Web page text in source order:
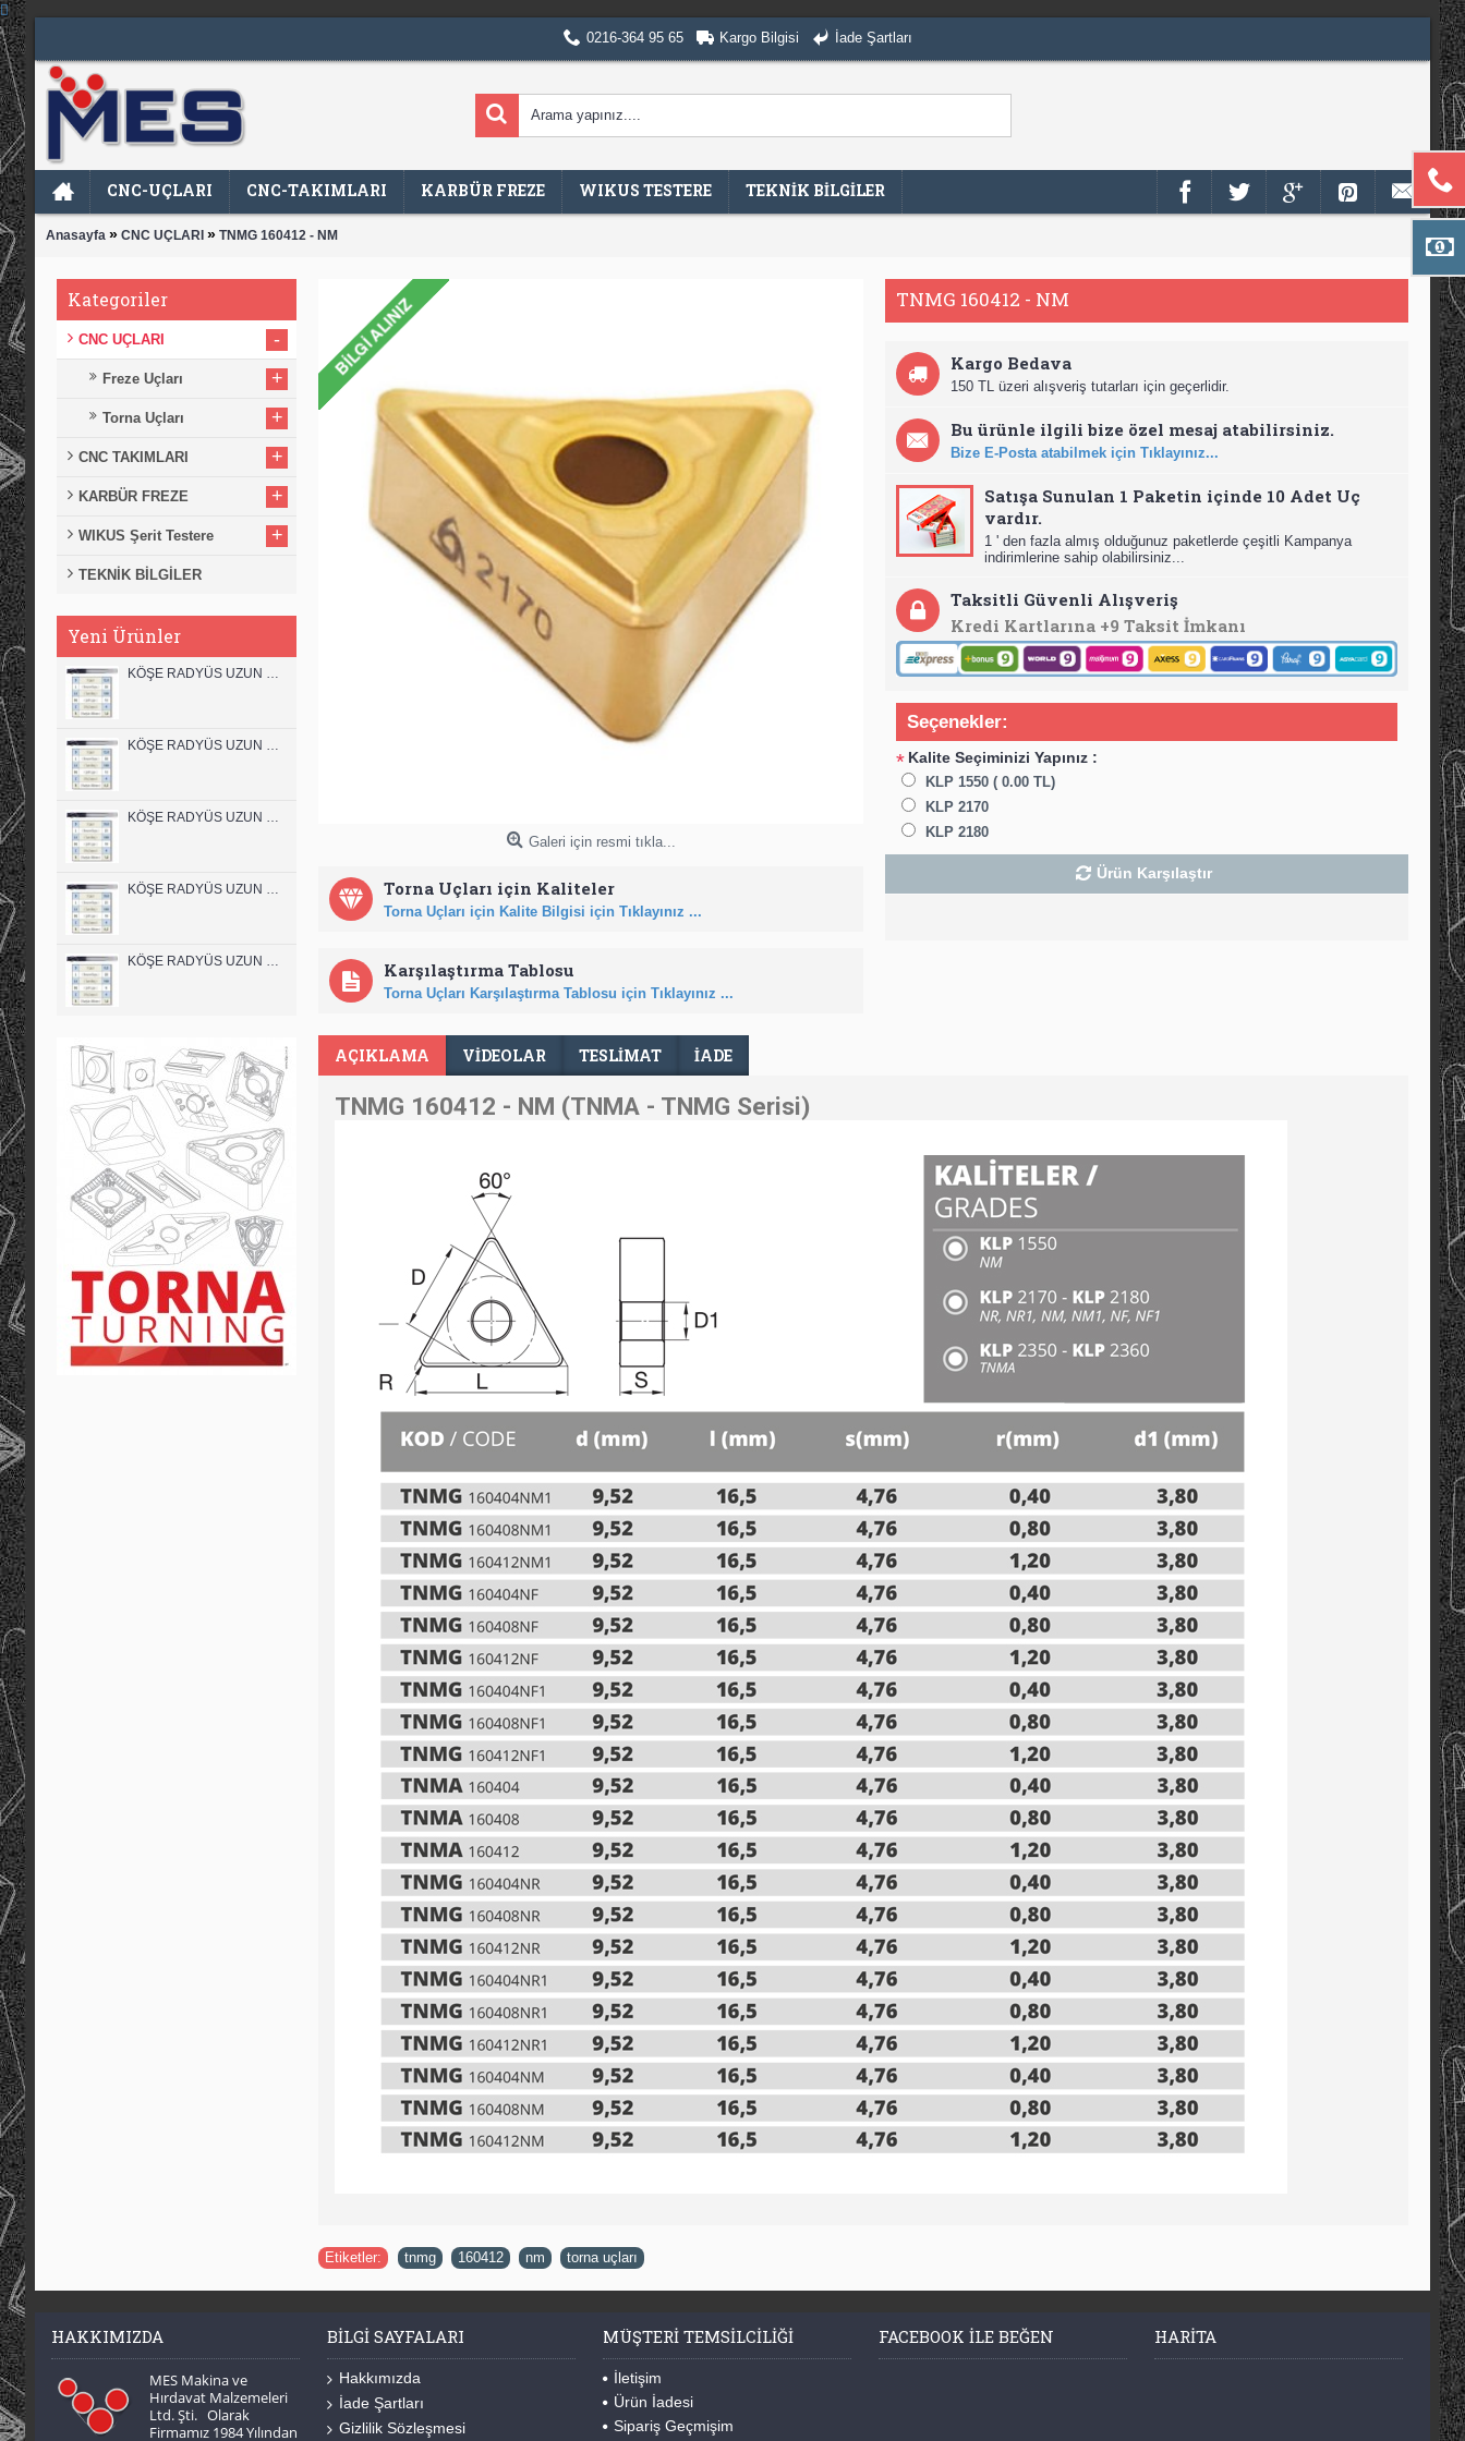
0216-364 95 65 Kargo Bilgisi İade Şartları
CNC-UÇLARI CNC-TAKIMLARI KARBÜR FREZE WIKUS TESTERE TEKNİK BİLGİLER
Anasayfa » CNC UÇLARI » TNMG 160412 - NM
Kategoriler
CNC UÇLARI -
Freze Uçları +
Torna Uçları +
CNC TAKIMLARI +
KARBÜR FREZE +
WIKUS Şerit Testere +
TEKNİK BİLGİLER
Yeni Ürünler
Galeri için resmi tıkla...
Torna Uçları için Kaliteler
Torna Uçları için Kalite Bilgisi için Tıklayınız ...
Karşılaştırma Tablosu
Torna Uçları Karşılaştırma Tablosu için Tıklayınız ...
TNMG 160412 - NM
Kargo Bedava
150 TL üzeri alışveriş tutarları için geçerlidir.
Bu ürünle ilgili bize özel mesaj atabilirsiniz.
Bize E-Posta atabilmek için Tıklayınız...
Satışa Sunulan 1 Paketin içinde 10 Adet Uç
vardır.
1 ' den fazla almış olduğunuz paketlerde çeşitli Kampanya
indirimlerine sahip olabilirsiniz...
Taksitli Güvenli Alışveriş
Kredi Kartlarına +9 Taksit İmkanı
Seçenekler:
* Kalite Seçiminizi Yapınız :
KLP 1550 ( 0.00 TL)
KLP 2170
KLP 2180
Ürün Karşılaştır
AÇIKLAMA VIDEOLAR TESLIMAT İADE
TNMG 160412 - NM (TNMA - TNMG Serisi)
Etiketler: tnmg 160412 nm torna uçları
HAKKIMIZDA
MES Makina ve
Hırdavat Malzemeleri
Ltd. Şti. Olarak
Firmamız 1984 Yılından
BILGI SAYFALARI
Hakkımızda
İade Şartları
Gizlilik Sözleşmesi
MÜŞTERI TEMSILCILIĞI
İletişim
Ürün İadesi
Sipariş Geçmişim
FACEBOOK ILE BEĞEN HARITA